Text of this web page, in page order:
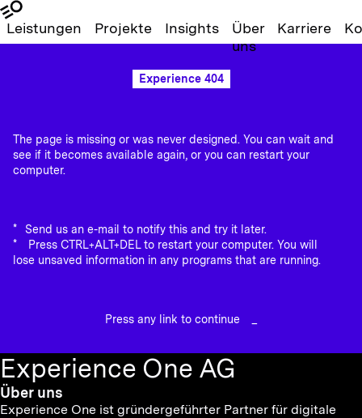
Leistungen Projekte Insights
Über
uns
Karriere
Experience 404
The page is missing or was never designed. You can wait and
see if it becomes available again, or you can restart your
computer.
Send us an e-mail to notify this and try it later.
Press CTRL+ALT+DEL to restart your computer. You will
lose unsaved information in any programs that are running.
Press any link to continue
Experience One AG
Über uns
Experience One ist gründergeführter Partner für digitale